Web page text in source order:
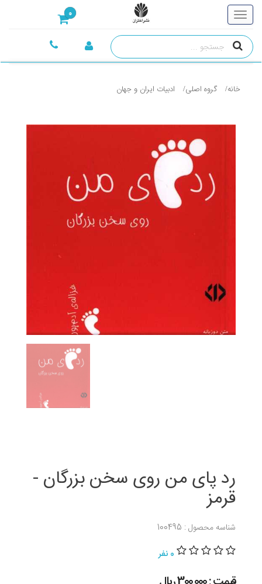
0
خانه گروه اصلی ادبيات ايران و جهان
رد پای من روی سخن بزرگان -
قرمز
شناسه محصول : 100495
0 نفر